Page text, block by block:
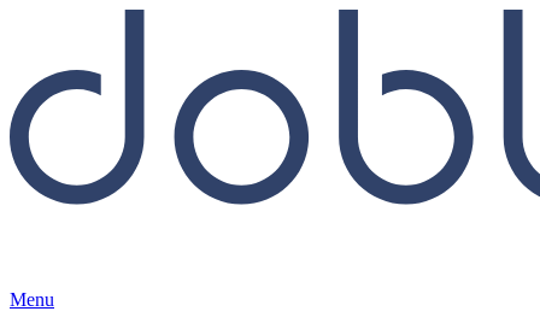
Menu